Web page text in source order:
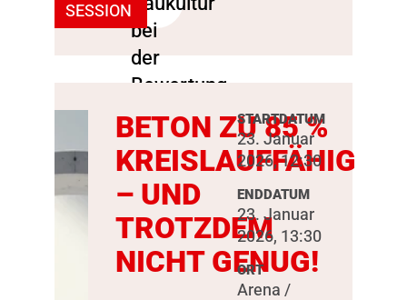
SESSION
BETON ZU 85 %
KREISLAUFFÄHIG
– UND
TROTZDEM
NICHT GENUG!
STARTDATUM
23. Januar
2026, 12:30
ENDDATUM
23. Januar
2026, 13:30
ORT
Arena /